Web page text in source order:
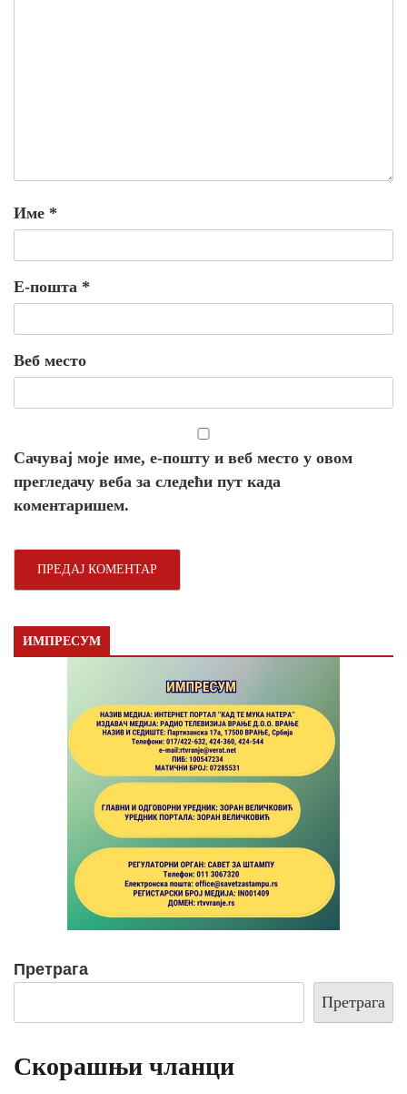
Име *
Е-пошта *
Веб место
Сачувај моје име, е-пошту и веб место у овом
прегледачу веба за следећи пут када
коментаришем.
ИМПРЕСУМ
Претрага
Претрага
Скорашњи чланци